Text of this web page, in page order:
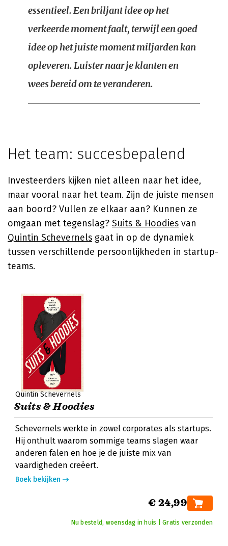
essentieel. Een briljant idee op het
verkeerde moment faalt, terwijl een goed
idee op het juiste moment miljarden kan
opleveren. Luister naar je klanten en
wees bereid om te veranderen.
Het team: succesbepalend
Investeerders kijken niet alleen naar het idee,
maar vooral naar het team. Zijn de juiste mensen
aan boord? Vullen ze elkaar aan? Kunnen ze
omgaan met tegenslag? Suits & Hoodies van
Quintin Schevernels gaat in op de dynamiek
tussen verschillende persoonlijkheden in startup-
teams.
Quintin Schevernels
Suits & Hoodies
Schevernels werkte in zowel corporates als startups.
Hij onthult waarom sommige teams slagen waar
anderen falen en hoe je de juiste mix van
vaardigheden creëert.
Boek bekijken
€ 24,99
Nu besteld, woensdag in huis | Gratis verzonden